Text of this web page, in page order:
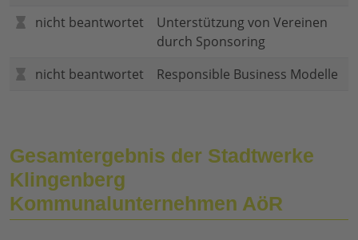
nicht beantwortet
Unterstützung von Vereinen
durch Sponsoring
nicht beantwortet
Responsible Business Modelle
Gesamtergebnis der Stadtwerke
Klingenberg
Kommunalunternehmen AöR